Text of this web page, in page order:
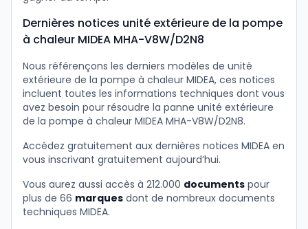
Dernières notices unité extérieure de la pompe
à chaleur MIDEA MHA-V8W/D2N8
Nous référençons les derniers modèles de unité
extérieure de la pompe à chaleur MIDEA, ces notices
incluent toutes les informations techniques dont vous
avez besoin pour résoudre la panne unité extérieure
de la pompe à chaleur MIDEA MHA-V8W/D2N8.
Accédez gratuitement aux dernières notices MIDEA en
vous inscrivant gratuitement aujourd’hui.
Vous aurez aussi accès à 212.000 documents pour
plus de 66 marques dont de nombreux documents
techniques MIDEA.